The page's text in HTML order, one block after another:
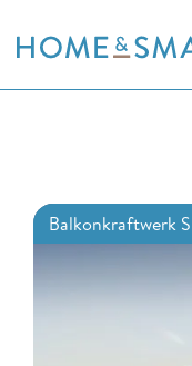
to
Balkonkraftwerk